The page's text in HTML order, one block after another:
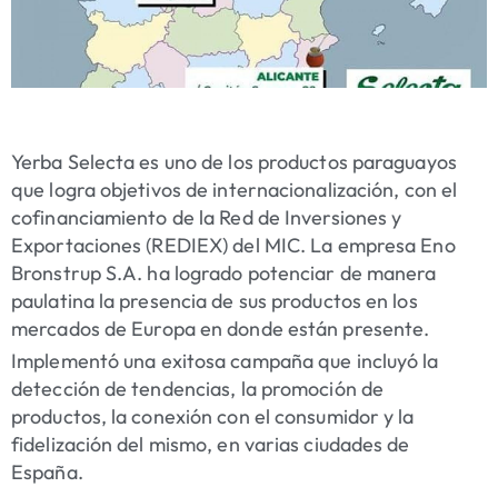
Yerba Selecta es uno de los productos paraguayos
que logra objetivos de internacionalización, con el
cofinanciamiento de la Red de Inversiones y
Exportaciones (REDIEX) del MIC. La empresa Eno
Bronstrup S.A. ha logrado potenciar de manera
paulatina la presencia de sus productos en los
mercados de Europa en donde están presente.
Implementó una exitosa campaña que incluyó la
detección de tendencias, la promoción de
productos, la conexión con el consumidor y la
fidelización del mismo, en varias ciudades de
España.